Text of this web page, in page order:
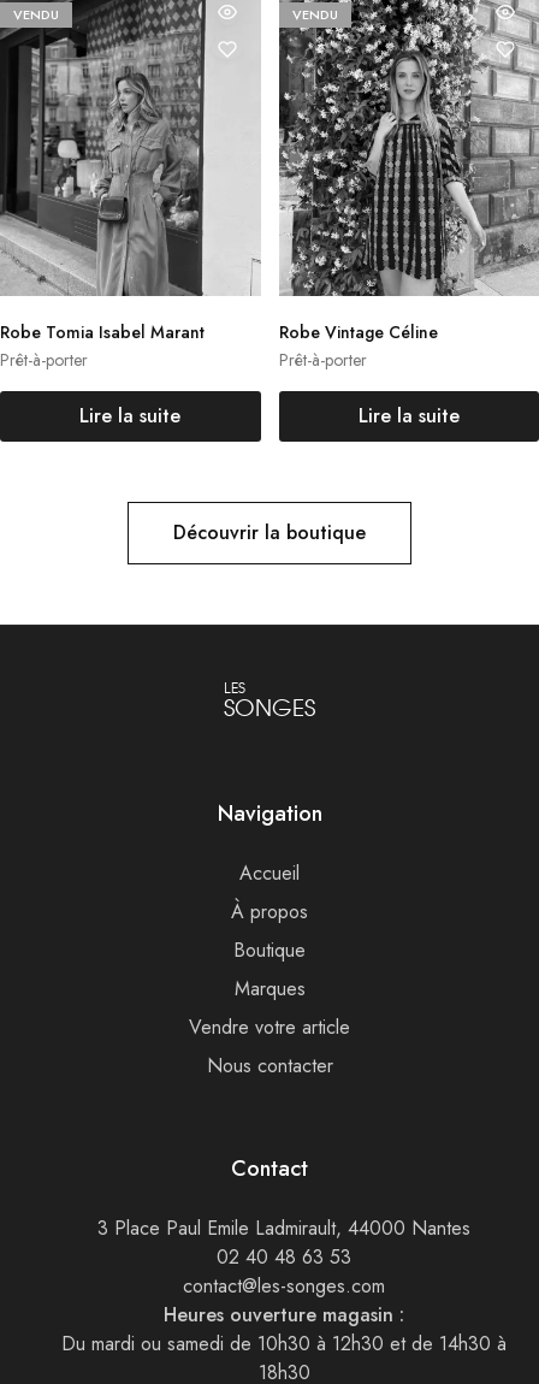
VENDU
Prêt-à-porter
Robe Tomia Isabel Marant
Lire la suite
VENDU
Prêt-à-porter
Robe Vintage Céline
Lire la suite
Découvrir la boutique
SONGES
LES
Navigation
Accueil
À propos
Boutique
Marques
Vendre votre article
Nous contacter
Contact
3 Place Paul Emile Ladmirault, 44000 Nantes
02 40 48 63 53
contact@les-songes.com
Heures ouverture magasin :
Du mardi ou samedi de 10h30 à 12h30 et de 14h30 à
18h30